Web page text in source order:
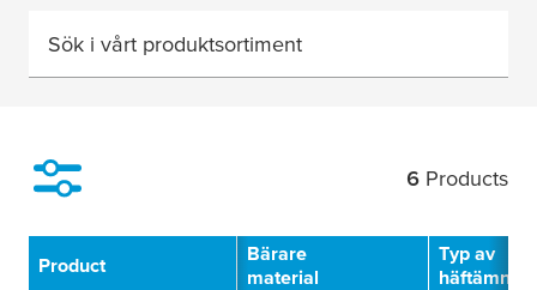
Sök i vårt produktsortiment
6 Products
Product
Bärare
material
Typ av
häftämne